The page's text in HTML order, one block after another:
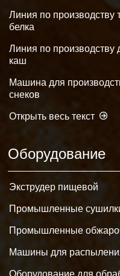
Линия по производству
белка
Линия по производству
каш
Машина для
снеков
Открыть весь текст
Оборудование
Экструдер пищевой
Промышленные
Промышленные
Машины для